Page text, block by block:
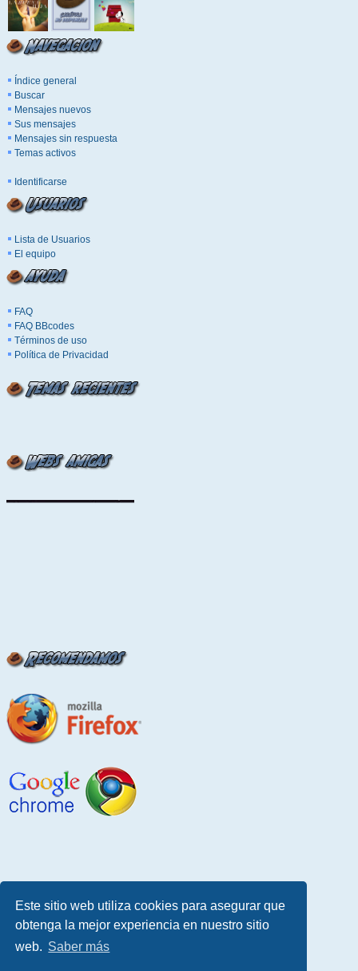
Este sitio web utiliza cookies para asegurar que
obtenga la mejor experiencia en nuestro sitio
web. Saber más
Índice general
Buscar
Mensajes nuevos
Sus mensajes
Mensajes sin respuesta
Temas activos
Identificarse
Lista de Usuarios
El equipo
FAQ
FAQ BBcodes
Términos de uso
Política de Privacidad